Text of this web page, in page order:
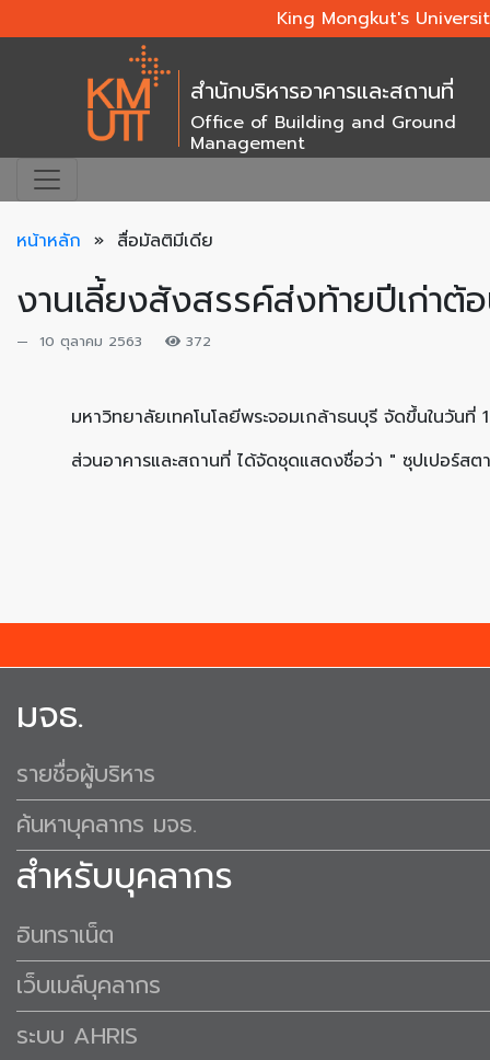
King Mongkut's
สำนักบริหารอาคารและสถานที่
Office of Building and Ground
Management
หน้าหลัก » สื่อมัลติมีเดีย
งานเลี้ยงสังสรรค์ส่งท้ายปีเก่าต้
10 ตุลาคม 2563 372
มหาวิทยาลัยเทคโนโลยีพระจอมเกล้าธนบุรี จัดขึ้นในวันที่
ส่วนอาคารและสถานที่ ได้จัดชุดแสดงชื่อว่า " ซุปเปอร์ส
มจธ.
รายชื่อผู้บริหาร
ค้นหาบุคลากร มจธ.
สำหรับบุคลากร
อินทราเน็ต
เว็บเมล์บุคลากร
ระบบ AHRIS